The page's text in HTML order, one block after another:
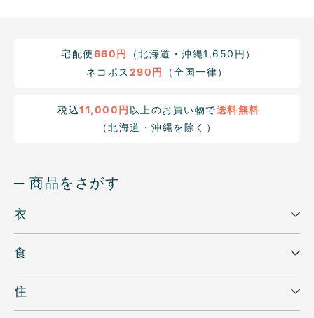
宅配便660円
（北海道・沖縄1,650円）
ネコポス 290円 （全国一律）
税込11,000円 以上のお買い物で送料無料
（北海道・沖縄を除く）
─ 商品をさがす
衣
食
住